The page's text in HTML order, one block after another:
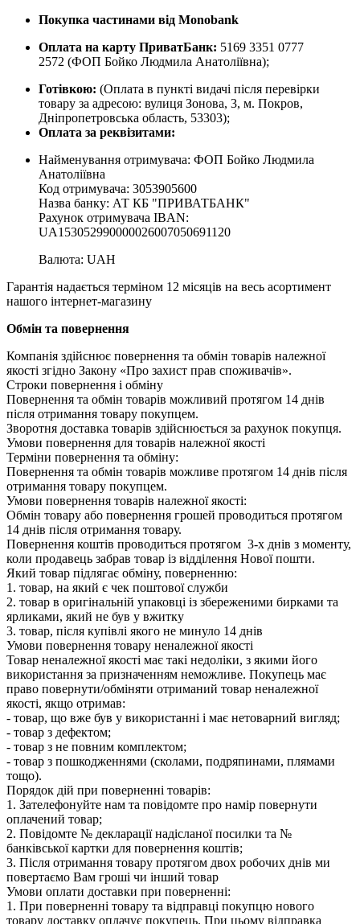
Покупка частинами від Monobank
Оплата на карту ПриватБанк: 5169 3351 0777
2572 (ФОП Бойко Людмила Анатоліївна);
Готівкою: (Оплата в пункті видачі після перевірки
товару за адресою: вулиця Зонова, 3, м. Покров,
Дніпропетровська область, 53303);
Оплата за реквізитами:
Найменування отримувача: ФОП Бойко Людмила
Анатоліївна
Код отримувача: 3053905600
Назва банку: АТ КБ "ПРИВАТБАНК"
Рахунок отримувача IBAN:
UA153052990000026007050691120
Валюта: UAH
Гарантія надається терміном 12 місяців на весь асортимент
нашого інтернет-магазину
Обмін та повернення
Компанія здійснює повернення та обмін товарів належної
якості згідно Закону «Про захист прав споживачів».
Строки повернення і обміну
Повернення та обмін товарів можливий протягом 14 днів
після отримання товару покупцем.
Зворотня доставка товарів здійснюється за рахунок покупця.
Умови повернення для товарів належної якості
Терміни повернення та обміну:
Повернення та обмін товарів можливе протягом 14 днів після
отримання товару покупцем.
Умови повернення товарів належної якості:
Обмін товару або повернення грошей проводиться протягом
14 днів після отримання товару.
Повернення коштів проводиться протягом 3-х днів з моменту,
коли продавець забрав товар із відділення Нової пошти.
Який товар підлягає обміну, поверненню:
1. товар, на який є чек поштової служби
2. товар в оригінальній упаковці із збереженими бирками та
ярликами, який не був у вжитку
3. товар, після купівлі якого не минуло 14 днів
Умови повернення товару неналежної якості
Товар неналежної якості має такі недоліки, з якими його
використання за призначенням неможливе. Покупець має
право повернути/обміняти отриманий товар неналежної
якості, якщо отримав:
- товар, що вже був у використанні і має нетоварний вигляд;
- товар з дефектом;
- товар з не повним комплектом;
- товар з пошкодженнями (сколами, подряпинами, плямами
тощо).
Порядок дій при поверненні товарів:
1. Зателефонуйте нам та повідомте про намір повернути
оплачений товар;
2. Повідомте № декларації надісланої посилки та №
банківської картки для повернення коштів;
3. Після отримання товару протягом двох робочих днів ми
повертаємо Вам гроші чи інший товар
Умови оплати доставки при поверненні:
1. При поверненні товару та відправці покупцю нового
товару доставку оплачує покупець. При цьому відправка